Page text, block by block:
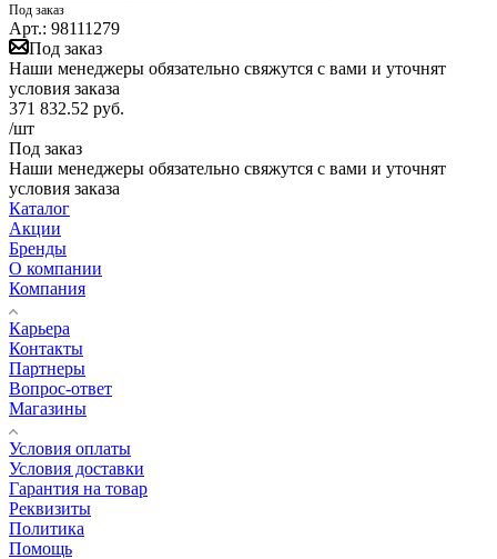
Под заказ
Арт.: 98111279
Под заказ
Наши менеджеры обязательно свяжутся с вами и уточнят
условия заказа
371 832.52 руб.
/шт
Под заказ
Наши менеджеры обязательно свяжутся с вами и уточнят
условия заказа
Каталог
Акции
Бренды
О компании
Компания
Карьера
Контакты
Партнеры
Вопрос-ответ
Магазины
Условия оплаты
Условия доставки
Гарантия на товар
Реквизиты
Политика
Помощь